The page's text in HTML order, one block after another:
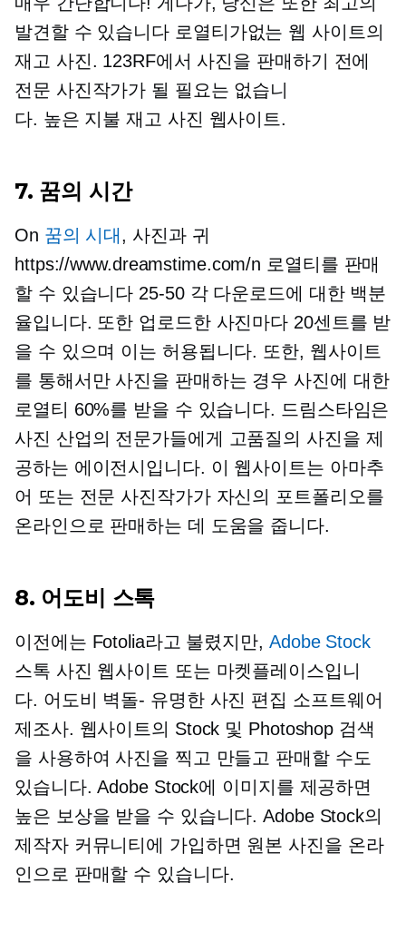
발견할 수 있습니다 로열티가없는 웹 사이트의
재고 사진. 123RF에서 사진을 판매하기 전에
전문 사진작가가 될 필요는 없습니
다. 높은 지불 재고 사진 웹사이트.
7. 꿈의 시간
On 꿈의 시대 , 사진과 귀
https://www.dreamstime.com/n 로열티를 판매
할 수 있습니다 25-50각 다운로드에 대한 백분
율입니다. 또한 업로드한 사진마다 20센트를 받
을 수 있으며 이는 허용됩니다. 또한, 웹사이트
를 통해서만 사진을 판매하는 경우 사진에 대한
로열티 60%를 받을 수 있습니다. 드림스타임은
사진 산업의 전문가들에게 고품질의 사진을 제
공하는 에이전시입니다. 이 웹사이트는 아마추
어 또는 전문 사진작가가 자신의 포트폴리오를
온라인으로 판매하는 데 도움을 줍니다.
8. 어도비 스톡
이전에는 Fotolia라고 불렸지만, Adobe Stock
스톡 사진 웹사이트 또는 마켓플레이스입니
다. 어도비 벽돌- 유명한 사진 편집 소프트웨어
제조사. 웹사이트의 Stock 및 Photoshop 검색
을 사용하여 사진을 찍고 만들고 판매할 수도
있습니다. Adobe Stock에 이미지를 제공하면
높은 보상을 받을 수 있습니다. Adobe Stock의
제작자 커뮤니티에 가입하면 원본 사진을 온라
인으로 판매할 수 있습니다.